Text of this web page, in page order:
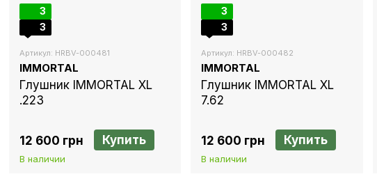
3
3
Артикул: HRBV-000481
IMMORTAL
Глушник IMMORTAL XL
.223
12 600 грн Купить
В наличии
3
3
Артикул: HRBV-000482
IMMORTAL
Глушник IMMORTAL XL
7.62
12 600 грн Купить
В наличии